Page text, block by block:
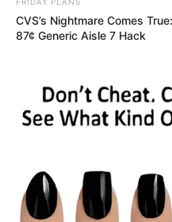
Too Hot For TV? These
CVS’s Nightmare Comes
87¢ Generic Aisle 7 Hack